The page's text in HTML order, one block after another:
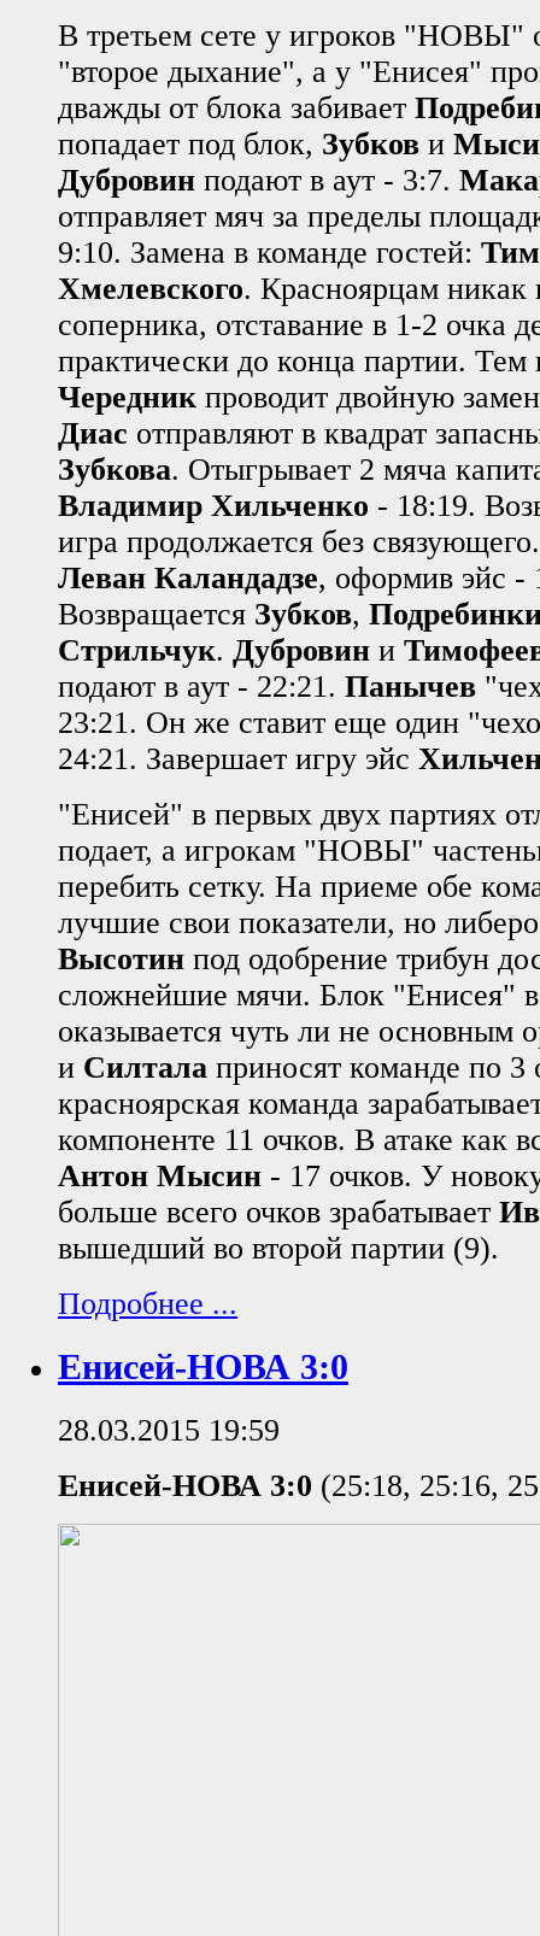
В третьем сете у игроков "НОВЫ"
"второе дыхание", а у "Енисея"
дважды от блока забивает
попадает под блок, Зубков и
Дубровин подают в аут - 3:7.
отправляет мяч за пределы
9:10. Замена в команде гостей:
Хмелевского. Красноярцам никак
соперника, отставание в 1-2 очка
практически до конца партии.
Чередник проводит двойную
Диас отправляют в квадрат
Зубкова. Отыгрывает 2 мяча
Владимир Хильченко - 18:19.
игра продолжается без
Леван Каландадзе, оформив эйс -
Возвращается Зубков,
Стрильчук. Дубровин и
подают в аут - 22:21. Панычев
23:21. Он же ставит еще один
24:21. Завершает игру эйс
"Енисей" в первых двух партиях
подает, а игрокам "НОВЫ"
перебить сетку. На приеме обе
лучшие свои показатели, но
Высотин под одобрение трибун
сложнейшие мячи. Блок "Енисея" в
оказывается чуть ли не основным
и Силтала приносят команде по 3
красноярская команда
компоненте 11 очков. В атаке как
Антон Мысин - 17 очков. У
больше всего очков зрабатывает
вышедший во второй партии (9).
Подробнее ...
Енисей-НОВА 3:0
28.03.2015 19:59
Енисей-НОВА 3:0 (25:18, 25:16,